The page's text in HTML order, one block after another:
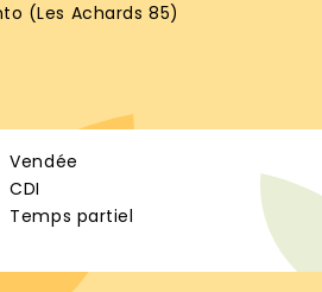
(Les Achards 85)
Vendée
CDI
Temps partiel